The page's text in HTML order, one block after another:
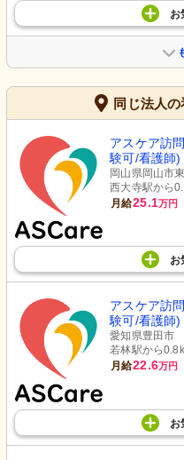
お
同じ法人
アスケア訪
験可/看護師)
岡山県岡山市
西大寺駅から
月給25.1万円
お
アスケア訪
験可/看護師)
愛知県豊田市
若林駅から
月給22.6万円
お